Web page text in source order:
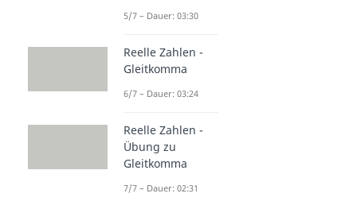
5/7 – Dauer: 03:30
Reelle Zahlen -
Gleitkomma
6/7 – Dauer: 03:24
Reelle Zahlen -
Übung zu
Gleitkomma
7/7 – Dauer: 02:31